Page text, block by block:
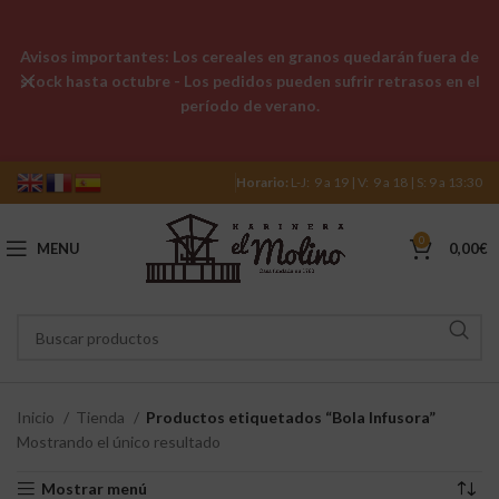
Horario: L-J: 9 a 19 | V: 9 a 18 | S: 9 a 13:30
MENU 0 0,00€
Inicio Tienda
Productos etiquetados “Bola Infusora”
Mostrando el único resultado
Mostrar menú
Avisos importantes: Los cereales en granos quedarán fuera de
stock hasta octubre - Los pedidos pueden sufrir retrasos en el
período de verano.